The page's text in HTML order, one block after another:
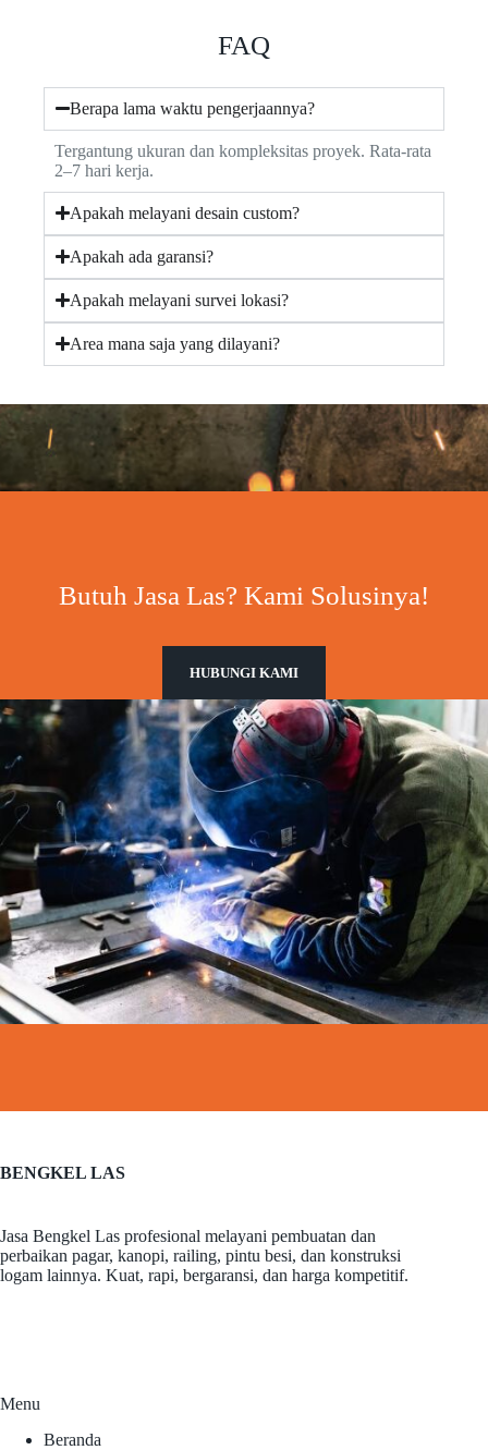
FAQ
Berapa lama waktu pengerjaannya?
Tergantung ukuran dan kompleksitas proyek. Rata-rata
2–7 hari kerja.
Apakah melayani desain custom?
Apakah ada garansi?
Apakah melayani survei lokasi?
Area mana saja yang dilayani?
Butuh Jasa Las? Kami Solusinya!
HUBUNGI KAMI
BENGKEL LAS
Jasa Bengkel Las profesional melayani pembuatan dan
perbaikan pagar, kanopi, railing, pintu besi, dan konstruksi
logam lainnya. Kuat, rapi, bergaransi, dan harga kompetitif.
Menu
Beranda